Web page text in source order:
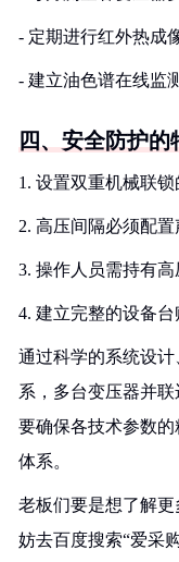
- 定期进行红外热成
- 建立油色谱在线监
四、安全防护的
1. 设置双重机械联
2. 高压间隔必须配
3. 操作人员需持有
4. 建立完整的设备
通过科学的系统设
系，多台变压器并
要确保各技术参数
体系。
老板们要是想了解
妨去百度搜索“爱采